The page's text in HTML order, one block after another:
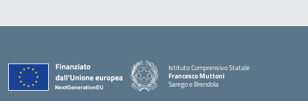
Istituto Comprensivo Statale
Francesco Muttoni
Sarego e Brendola
— Visita la pagina iniziale della scuola